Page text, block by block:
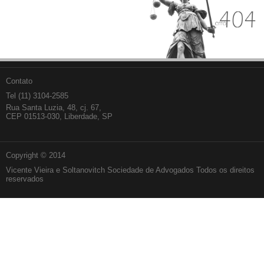
Contato
Tel (11) 3104-2585
Rua Santa Luzia, 48, cj. 67,
CEP 01513-030, Liberdade, SP
Copyright © 2014
Vicente Vieira e Soltanovitch Sociedade de Advogados Todos os direitos
reservados